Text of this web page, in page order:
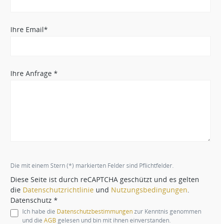
Ihre Email*
Ihre Anfrage *
Die mit einem Stern (*) markierten Felder sind Pflichtfelder.
Diese Seite ist durch reCAPTCHA geschützt und es gelten
die Datenschutzrichtlinie und Nutzungsbedingungen.
Datenschutz *
Ich habe die Datenschutzbestimmungenzur Kenntnis genommen
und die AGB gelesen und bin mit ihnen einverstanden.